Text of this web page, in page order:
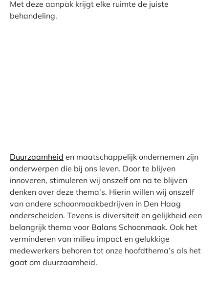
Met deze aanpak krijgt elke ruimte de juiste
behandeling.
Duurzaamheid en maatschappelijk ondernemen zijn
onderwerpen die bij ons leven. Door te blijven
innoveren, stimuleren wij onszelf om na te blijven
denken over deze thema’s. Hierin willen wij onszelf
van andere schoonmaakbedrijven in Den Haag
onderscheiden. Tevens is diversiteit en gelijkheid een
belangrijk thema voor Balans Schoonmaak. Ook het
verminderen van milieu impact en gelukkige
medewerkers behoren tot onze hoofdthema’s als het
gaat om duurzaamheid.